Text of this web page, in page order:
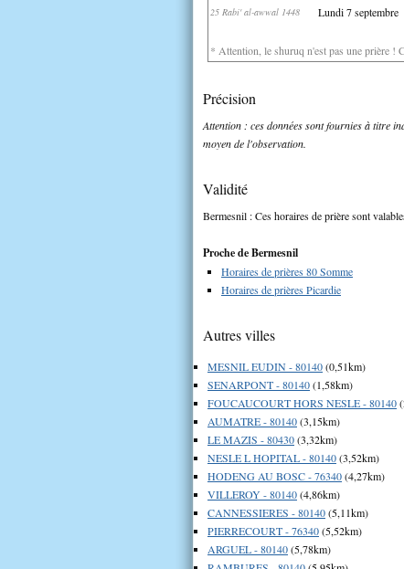
25 Rabi' al-awwal 1448 Lundi 7 septembre
* Attention, le shuruq n'est pas une prière !
Précision
Attention : ces données sont fournies à titre
moyen de l'observation.
Validité
Bermesnil : Ces horaires de prière sont
Proche de Bermesnil
Horaires de prières 80 Somme
Horaires de prières Picardie
Autres villes
MESNIL EUDIN - 80140(0,51km)
SENARPONT - 80140(1,58km)
FOUCAUCOURT HORS NESLE - 80140
AUMATRE - 80140(3,15km)
LE MAZIS - 80430(3,32km)
NESLE L HOPITAL - 80140(3,52km)
HODENG AU BOSC - 76340(4,27km)
VILLEROY - 80140(4,86km)
CANNESSIERES - 80140(5,11km)
PIERRECOURT - 76340(5,52km)
ARGUEL - 80140(5,78km)